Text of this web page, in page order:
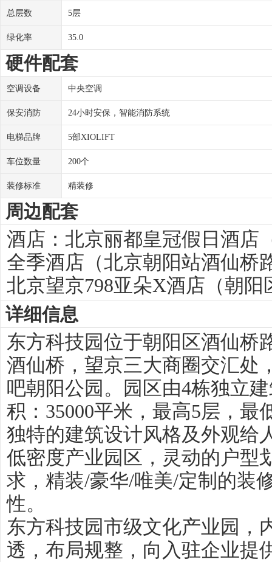
总层数 5层
绿化率 35.0
硬件配套
空调设备 中央空调
保安消防 24小时安保，智能消防系统
电梯品牌 5部XIOLIFT
车位数量 200个
装修标准 精装修
周边配套
酒店： 北京丽都皇冠假日酒店
全季酒店（北京朝阳站酒仙桥
北京望京798亚朵X酒店（朝阳
详细信息
东方科技园位于朝阳区酒仙桥
酒仙桥，望京三大商圈交汇处
吧朝阳公园。园区由4栋独立
积：35000平米，最高5层，最
独特的建筑设计风格及外观给
低密度产业园区，灵动的户型
求，精装/豪华/唯美/定制的装
性。
东方科技园市级文化产业园，
透，布局规整，向入驻企业提